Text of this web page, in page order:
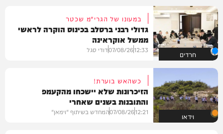
חרדים
במעונו של הגרי"מ שכטר
גדולי רבני ברסלב בכינוס הוקרה לראשי
ממשל אוקראינה
12:33
07/08/26דודי סגל
וידאו
כשהאש בוערת!
הזיכרונות שלא יישכחו מהקעמפ
והתובנות בשנים שאחרי
12:21
07/08/26המחדש בשיתוף "וימאן"